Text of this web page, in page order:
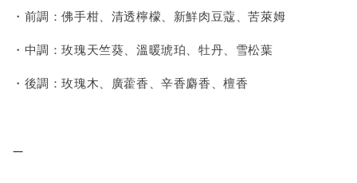
・前調：佛手柑、清透檸檬、新鮮肉豆蔻、苦萊姆
・中調：玫瑰天竺葵、溫暖琥珀、牡丹、雪松葉
・後調：玫瑰木、廣藿香、辛香麝香、檀香
—